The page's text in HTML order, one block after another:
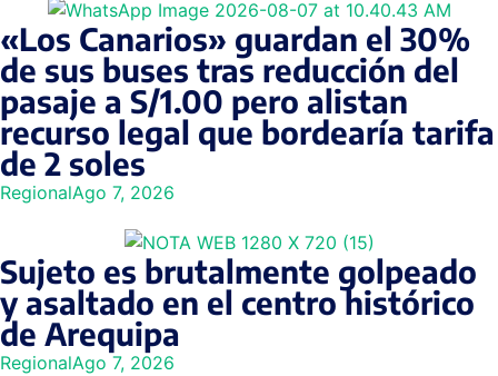
«Los Canarios» guardan el 30%
de sus buses tras reducción del
pasaje a S/1.00 pero alistan
recurso legal que bordearía tarifa
de 2 soles
RegionalAgo 7, 2026
Sujeto es brutalmente golpeado
y asaltado en el centro histórico
de Arequipa
RegionalAgo 7, 2026